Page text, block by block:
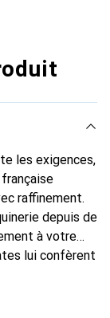
les exigences,
raffinement.
depuis de
à votre
lui confèrent
à